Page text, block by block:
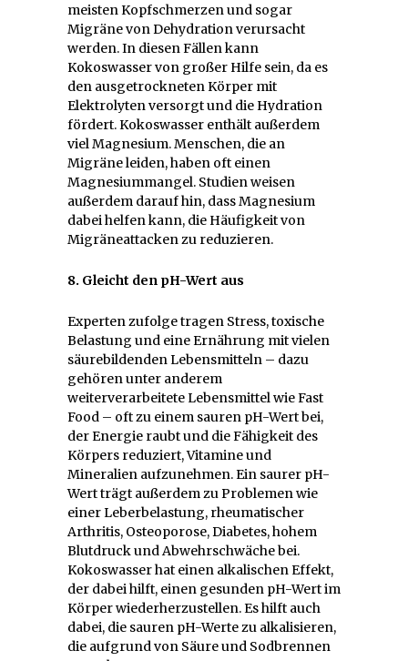
meisten Kopfschmerzen und sogar
Migräne von Dehydration verursacht
werden. In diesen Fällen kann
Kokoswasser von großer Hilfe sein, da es
den ausgetrockneten Körper mit
Elektrolyten versorgt und die Hydration
fördert. Kokoswasser enthält außerdem
viel Magnesium. Menschen, die an
Migräne leiden, haben oft einen
Magnesiummangel. Studien weisen
außerdem darauf hin, dass Magnesium
dabei helfen kann, die Häufigkeit von
Migräneattacken zu reduzieren.
8. Gleicht den pH-Wert aus
Experten zufolge tragen Stress, toxische
Belastung und eine Ernährung mit vielen
säurebildenden Lebensmitteln – dazu
gehören unter anderem
weiterverarbeitete Lebensmittel wie Fast
Food – oft zu einem sauren pH-Wert bei,
der Energie raubt und die Fähigkeit des
Körpers reduziert, Vitamine und
Mineralien aufzunehmen. Ein saurer pH-
Wert trägt außerdem zu Problemen wie
einer Leberbelastung, rheumatischer
Arthritis, Osteoporose, Diabetes, hohem
Blutdruck und Abwehrschwäche bei.
Kokoswasser hat einen alkalischen Effekt,
der dabei hilft, einen gesunden pH-Wert im
Körper wiederherzustellen. Es hilft auch
dabei, die sauren pH-Werte zu alkalisieren,
die aufgrund von Säure und Sodbrennen